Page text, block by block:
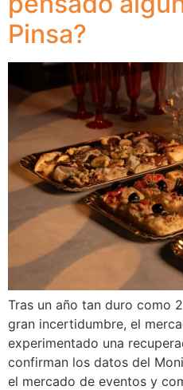
Pinsa?
Tras un año tan duro como
gran incertidumbre, el
experimentado una
confirman los datos del
el mercado de eventos y